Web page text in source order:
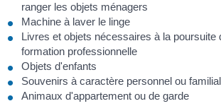
ranger les objets ménagers
Machine à laver le linge
Livres et objets nécessaires à la poursuite
formation professionnelle
Objets d'enfants
Souvenirs à caractère personnel ou familial
Animaux d'appartement ou de garde